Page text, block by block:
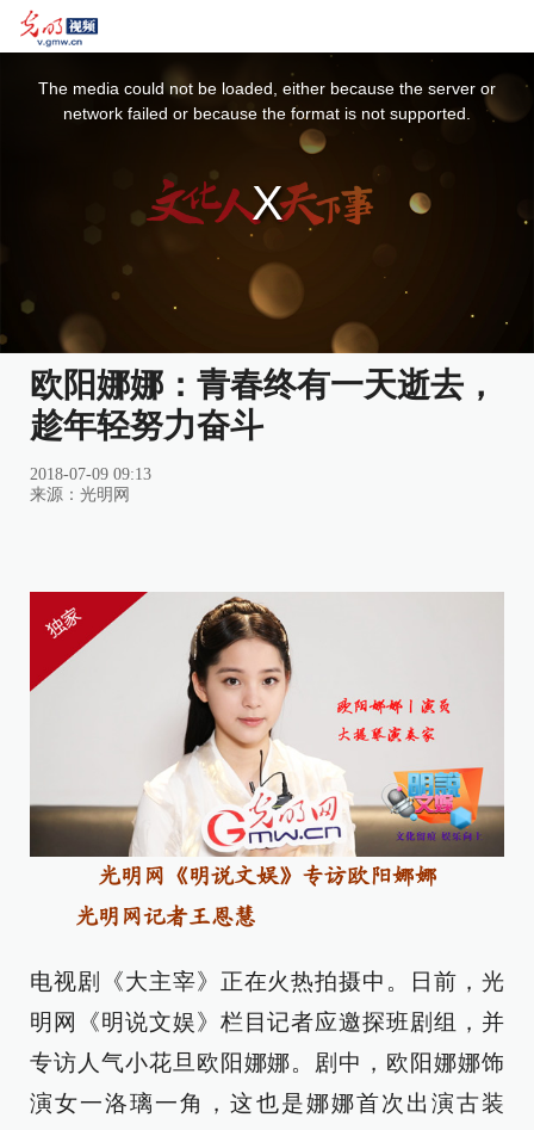
The media could not be loaded, either because the server or
network failed or because the format is not supported.
欧阳娜娜：青春终有一天逝去，
趁年轻努力奋斗
2018-07-09 09:13
来源： 光明网
光明网《明说文娱》专访欧阳娜娜
光明网记者王恩慧
电视剧《大主宰》正在火热拍摄中。日前，光
明网《明说文娱》栏目记者应邀探班剧组，并
专访人气小花旦欧阳娜娜。剧中，欧阳娜娜饰
演女一洛璃一角，这也是娜娜首次出演古装